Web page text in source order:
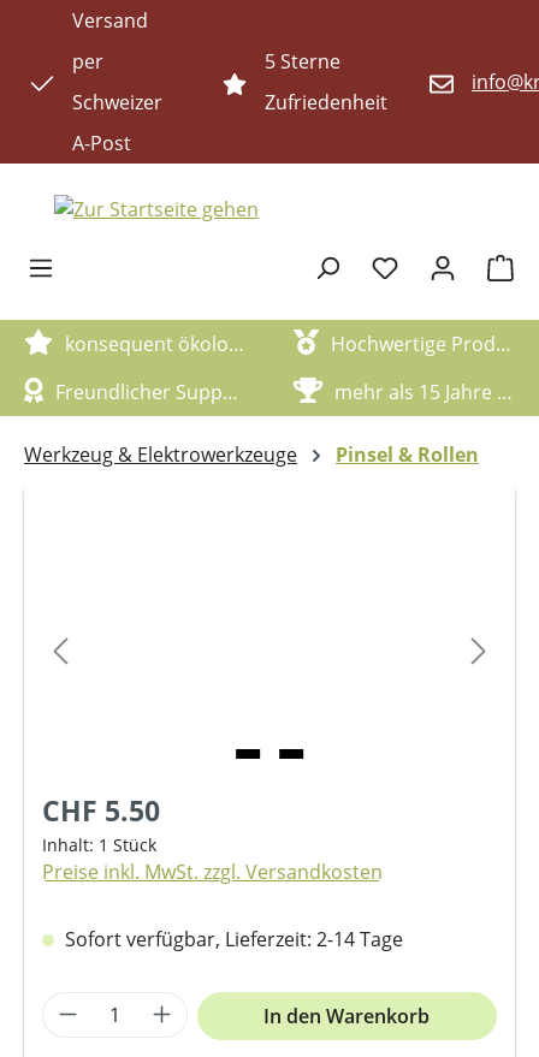
Zum Hauptinhalt springen
Versand
per
Schweizer
A-Post
5 Sterne
Zufriedenheit
konsequent ökologische Artikel
Hochwertige Produktqualität
Freundlicher Support
mehr als 15 Jahre Erfahrung
Werkzeug & Elektrowerkzeuge Pinsel & Rollen
CHF 5.50
Inhalt: 1 Stück
Preise inkl. MwSt. zzgl. Versandkosten
Sofort verfügbar, Lieferzeit: 2-14 Tage
Produkt Anzahl: Gib den
In den Warenkorb